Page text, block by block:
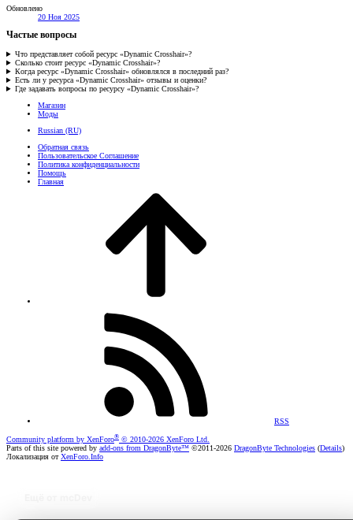
Обновлено
20 Ноя 2025
Частые вопросы
Что представляет собой ресурс «Dynamic Crosshair»?
Сколько стоит ресурс «Dynamic Crosshair»?
Когда ресурс «Dynamic Crosshair» обновлялся в последний раз?
Есть ли у ресурса «Dynamic Crosshair» отзывы и оценки?
Где задавать вопросы по ресурсу «Dynamic Crosshair»?
Магазин
Моды
Russian (RU)
Обратная связь
Пользовательское Соглашение
Политика конфиденциальности
Помощь
Главная
RSS
Community platform by XenForo® © 2010-2026 XenForo Ltd.
Parts of this site powered by add-ons from DragonByte™ ©2011-2026 DragonByte Technologies (Details)
Локализация отXenForo.Info